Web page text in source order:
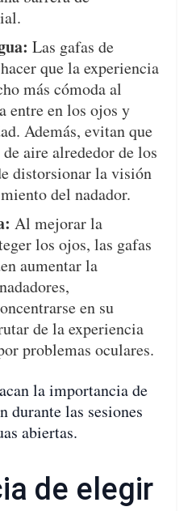
Las gafas de
que la experiencia
más cómoda al
entre en los ojos y
Además, evitan que
aire alrededor de los
distorsionar la visión
del nadador.
Al mejorar la
los ojos, las gafas
aumentar la
en su
de la experiencia
problemas oculares.
la importancia de
durante las sesiones
abiertas.
de elegir